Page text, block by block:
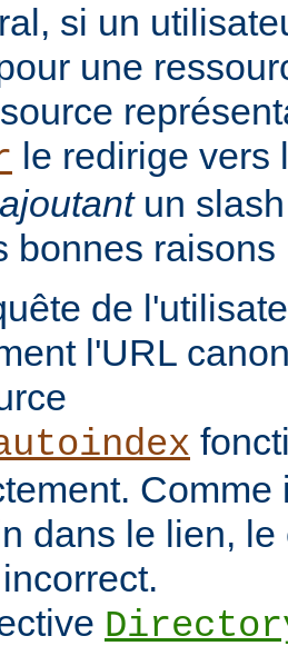
si un
une
le redirige vers
un slash
bonnes raisons
de
l'URL
dans le lien,